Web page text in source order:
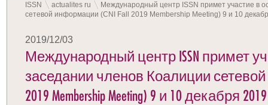
ISSN actualites ru
Международный центр ISSN примет участие в
сетевой информации (CNI Fall 2019 Membership Meeting) 9 и 10
2019/12/03
Международный центр ISSN примет
заседании членов Коалиции сетевой
2019 Membership Meeting) 9 и 10 декабря